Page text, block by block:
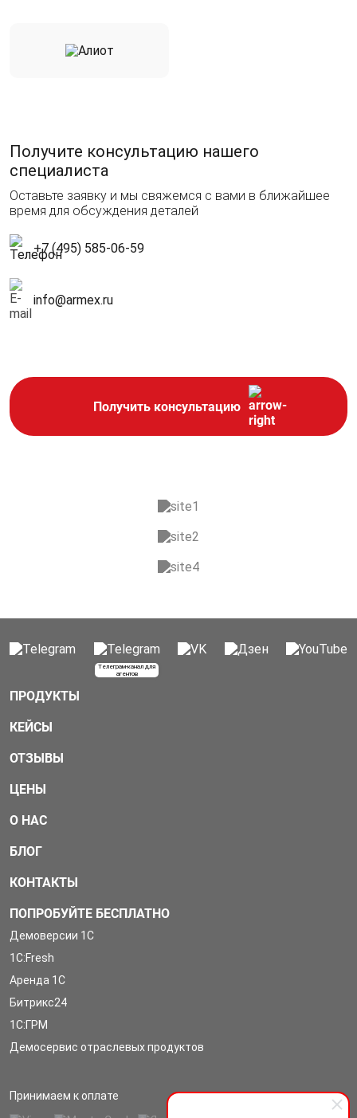
Получите консультацию нашего
специалиста
Оставьте заявку и мы свяжемся с вами в ближайшее
время для обсуждения деталей
+7 (495) 585-06-59
info@armex.ru
Получить консультацию
Телеграм-канал для
агентов
ПРОДУКТЫ
КЕЙСЫ
ОТЗЫВЫ
ЦЕНЫ
О НАС
БЛОГ
КОНТАКТЫ
ПОПРОБУЙТЕ БЕСПЛАТНО
Демоверсии 1С
1С:Fresh
Аренда 1С
Битрикс24
1С:ГРМ
Демосервис отраслевых продуктов
Принимаем к оплате